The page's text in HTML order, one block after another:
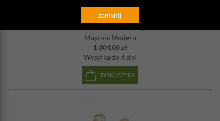
zamknij
MOD547WL-09CH
Maytoni Modern
1 304,00 zł
Wysyłka do 4 dni
DO KOSZYKA